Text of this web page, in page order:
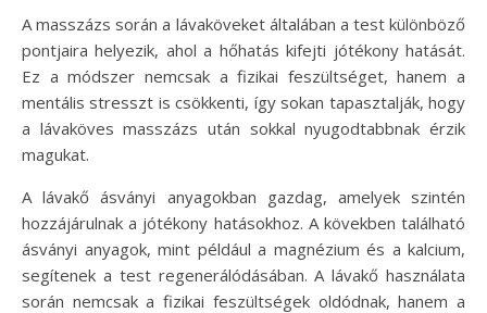
A masszázs során a lávaköveket általában a test különböző
pontjaira helyezik, ahol a hőhatás kifejti jótékony hatását.
Ez a módszer nemcsak a fizikai feszültséget, hanem a
mentális stresszt is csökkenti, így sokan tapasztalják, hogy
a lávaköves masszázs után sokkal nyugodtabbnak érzik
magukat.
A lávakő ásványi anyagokban gazdag, amelyek szintén
hozzájárulnak a jótékony hatásokhoz. A kövekben található
ásványi anyagok, mint például a magnézium és a kalcium,
segítenek a test regenerálódásában. A lávakő használata
során nemcsak a fizikai feszültségek oldódnak, hanem a